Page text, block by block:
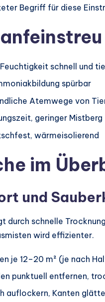
Begriff für diese
schnell und
spürbar
Atemwege von
geringer Mistberg
wärmeisolierend
im
und
durch schnelle
wird effizienter.
je 12–20 m² (je nach
punktuell entfernen,
auflockern, Kanten